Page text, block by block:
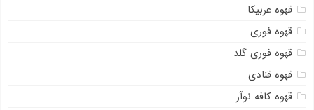
قهوه عربیکا
قهوه فوری
قهوه فوری گلد
قهوه قنادی
قهوه کافه نوآر